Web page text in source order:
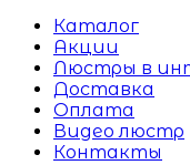
Каталог
Акции
Люстры в
Доставка
Оплата
Видео люстр
Контакты